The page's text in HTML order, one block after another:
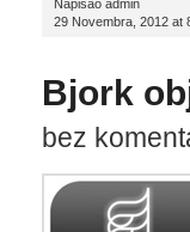
Napisao admin
29 Novembra, 2012 at
Bjork
bez